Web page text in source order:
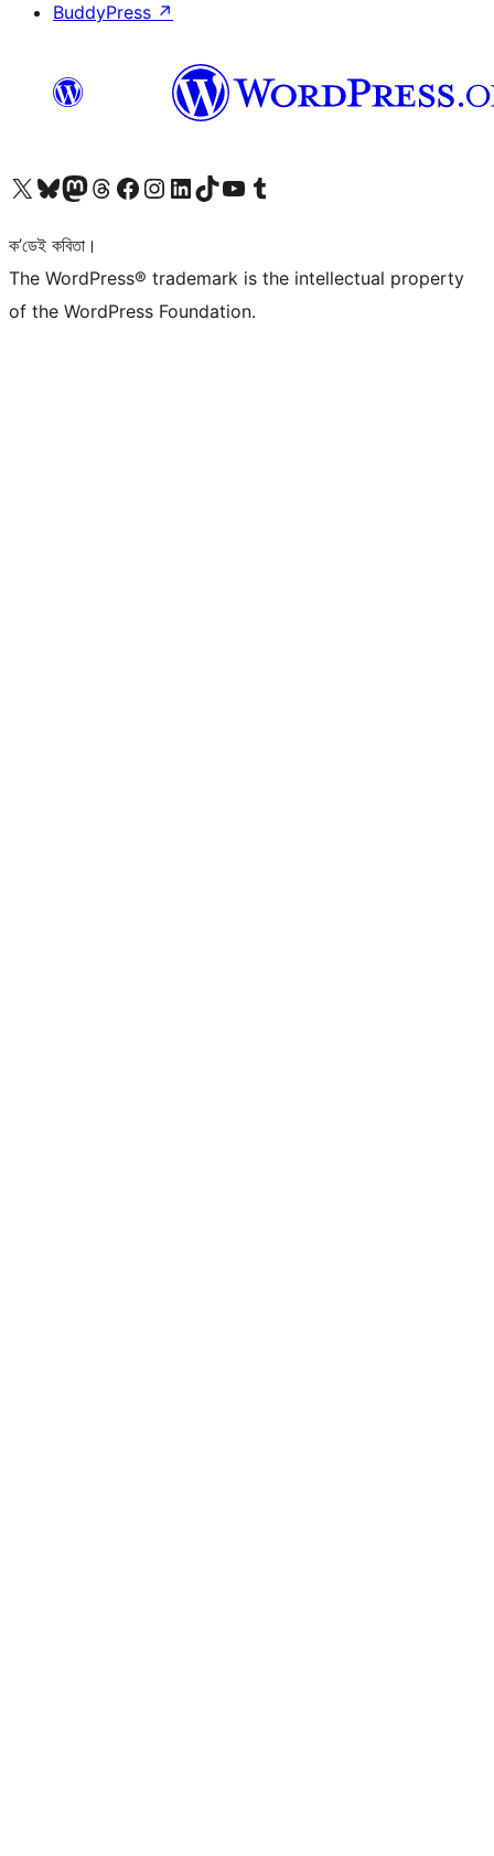
BuddyPress ↗
আমাৰ X (আগৰ Twitter) একাউণ্টলৈ যাওকআমাৰ Bluesky একাউণ্টলৈ যাওকআমাৰ Mastodon একাউণ্টলৈ যাওকআমাৰ Threads একাউণ্টলৈ যাওকআমাৰ Facebook পৃষ্ঠালৈ যাওকআমাৰ Instagram একাউণ্টলৈ যাওকআমাৰ LinkedIn একাউণ্টলৈ যাওকআমাৰ TikTok একাউণ্টলৈ যাওকআমাৰ YouTube চেনেললৈ যাওকআমাৰ Tumblr একাউণ্টলৈ যাওক
ক’ডেই কবিতা।
The WordPress® trademark is the intellectual property
of the WordPress Foundation.